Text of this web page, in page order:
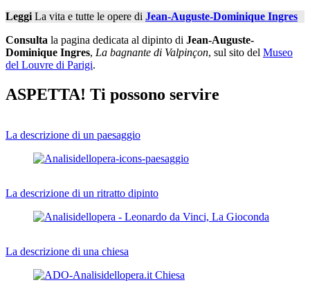
LeggiLa vita e tutte le opere di Jean-Auguste-Dominique Ingres
Consulta la pagina dedicata al dipinto di Jean-Auguste-
Dominique Ingres, La bagnante di Valpinçon, sul sito del Museo
del Louvre di Parigi.
ASPETTA! Ti possono servire
La descrizione di un paesaggio
La descrizione di un ritratto dipinto
La descrizione di una chiesa